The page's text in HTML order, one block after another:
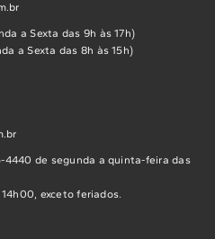
a Sexta das 9h às 17h)
a Sexta das 8h às 15h)
de segunda a quinta-feira das
exceto feriados.